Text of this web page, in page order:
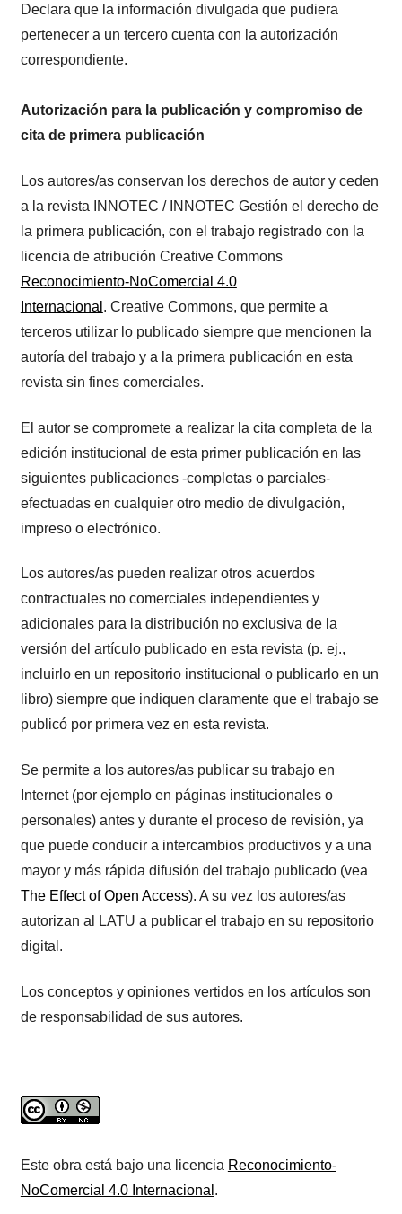
Declara que la información divulgada que pudiera
pertenecer a un tercero cuenta con la autorización
correspondiente.
Autorización para la publicación y compromiso de
cita de primera publicación
Los autores/as conservan los derechos de autor y ceden
a la revista INNOTEC / INNOTEC Gestión el derecho de
la primera publicación, con el trabajo registrado con la
licencia de atribución Creative Commons
Reconocimiento-NoComercial 4.0
Internacional . Creative Commons, que permite a
terceros utilizar lo publicado siempre que mencionen la
autoría del trabajo y a la primera publicación en esta
revista sin fines comerciales.
El autor se compromete a realizar la cita completa de la
edición institucional de esta primer publicación en las
siguientes publicaciones -completas o parciales-
efectuadas en cualquier otro medio de divulgación,
impreso o electrónico.
Los autores/as pueden realizar otros acuerdos
contractuales no comerciales independientes y
adicionales para la distribución no exclusiva de la
versión del artículo publicado en esta revista (p. ej.,
incluirlo en un repositorio institucional o publicarlo en un
libro) siempre que indiquen claramente que el trabajo se
publicó por primera vez en esta revista.
Se permite a los autores/as publicar su trabajo en
Internet (por ejemplo en páginas institucionales o
personales) antes y durante el proceso de revisión, ya
que puede conducir a intercambios productivos y a una
mayor y más rápida difusión del trabajo publicado (vea
The Effect of Open Access). A su vez los autores/as
autorizan al LATU a publicar el trabajo en su repositorio
digital.
Los conceptos y opiniones vertidos en los artículos son
de responsabilidad de sus autores.
Este obra está bajo una licencia Reconocimiento-
NoComercial 4.0 Internacional .